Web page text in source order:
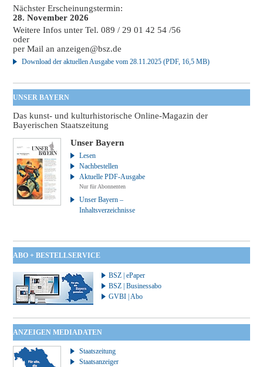
Nächster Erscheinungstermin:
28. November 2026
Weitere Infos unter Tel. 089 / 29 01 42 54 /56
oder
per Mail ananzeigen@bsz.de
Download der aktuellen Ausgabe vom 28.11.2025 (PDF, 16,5 MB)
UNSER BAYERN
Das kunst- und kulturhistorische Online-Magazin der
Bayerischen Staatszeitung
Unser Bayern
Lesen
Nachbestellen
Aktuelle PDF-Ausgabe
Nur für Abonnenten
Unser Bayern –
Inhaltsverzeichnisse
ABO + BESTELLSERVICE
BSZ | ePaper
BSZ | Businessabo
GVBI | Abo
ANZEIGEN MEDIADATEN
Staatszeitung
Staatsanzeiger